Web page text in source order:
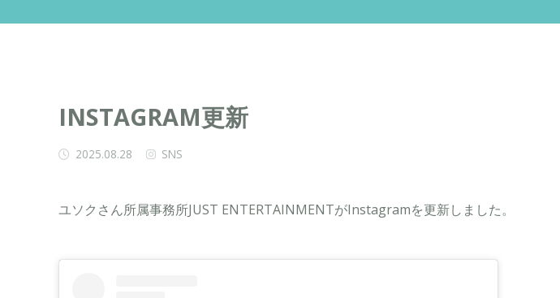
INSTAGRAM更新
2025.08.28 SNS
ユソクさん所属事務所JUST ENTERTAINMENTがInstagramを更新しました。